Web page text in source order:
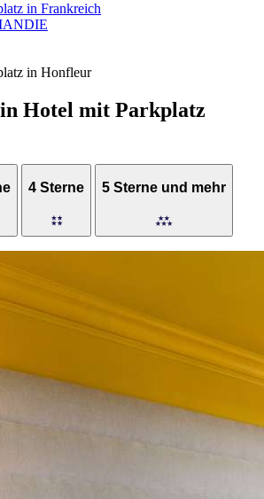
in Frankreich
in Honfleur
Hotel mit Parkplatz
4 Sterne 5 Sterne und mehr